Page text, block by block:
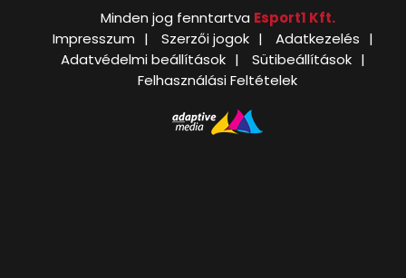
Minden jog fenntartva Esport1 Kft.
Impresszum
Szerzői jogok
Adatkezelés
Adatvédelmi beállítások
Sütibeállítások
Felhasználási Feltételek